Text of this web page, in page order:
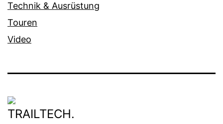
Technik & Ausrüstung
Touren
Video